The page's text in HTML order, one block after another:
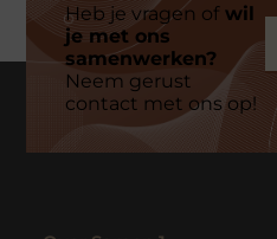
Heb je vragen ofwil
je met ons
samenwerken?
Neem gerust
contact met ons op!